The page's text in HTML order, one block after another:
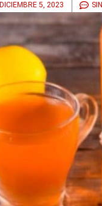
DICIEMBRE 5, 2023